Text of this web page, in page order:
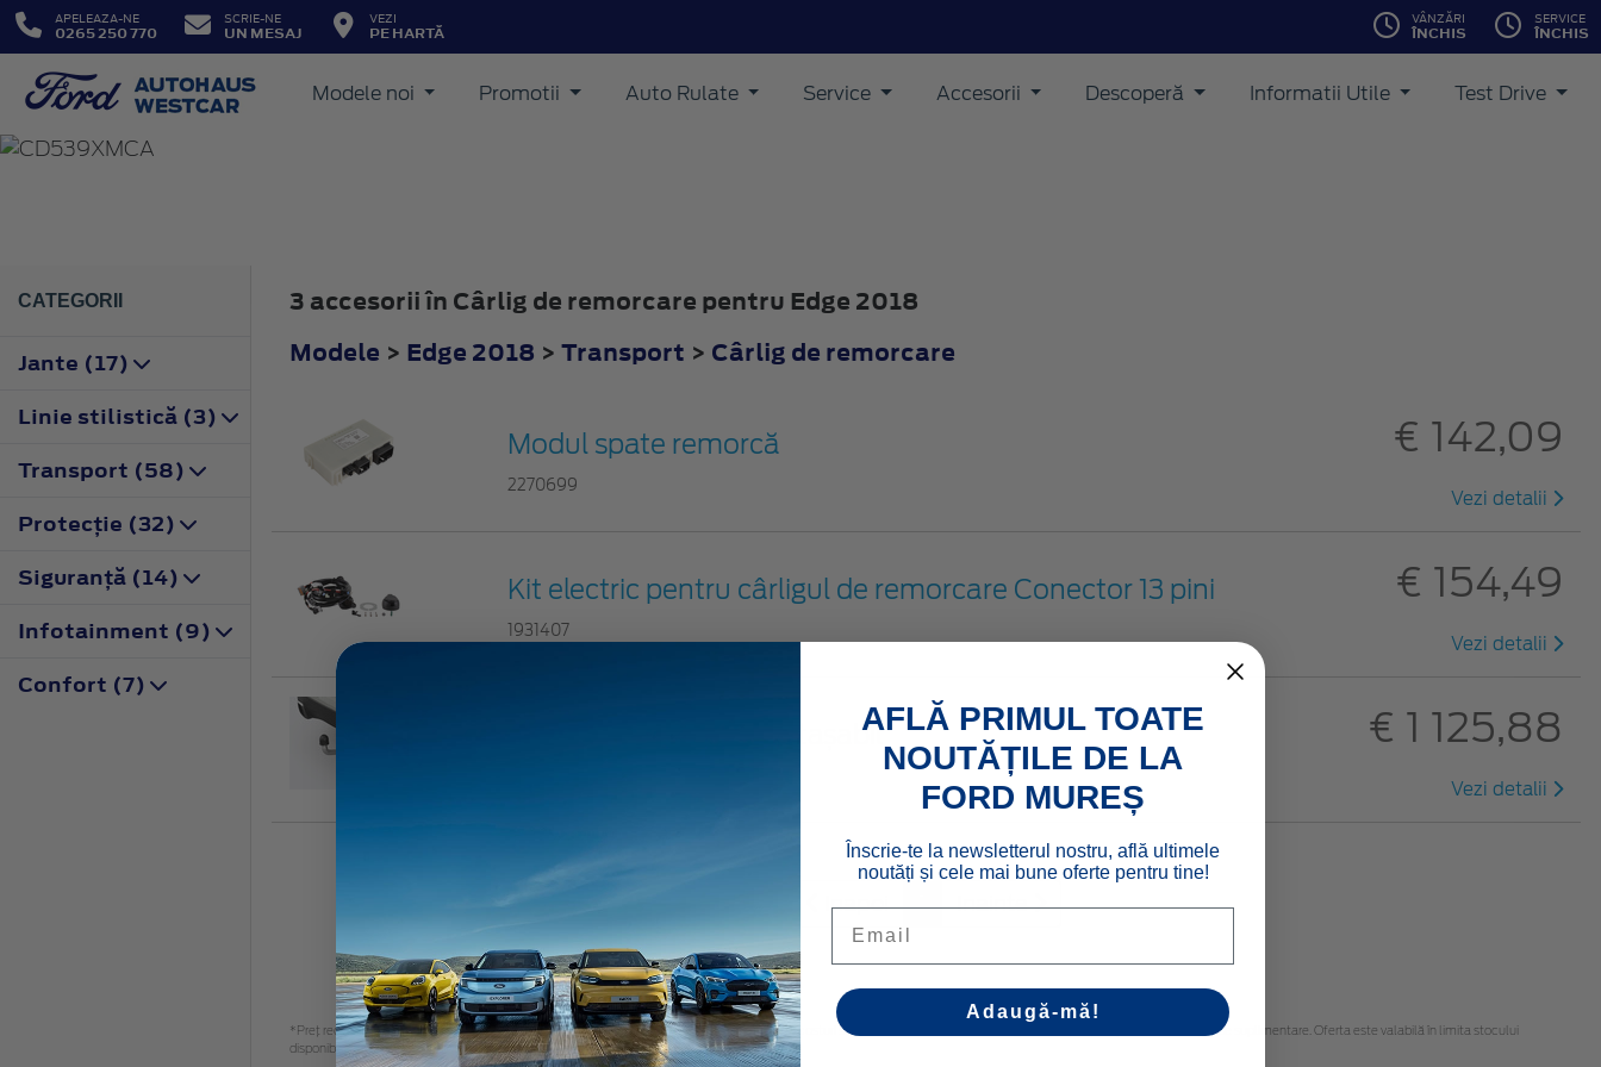
APELEAZA-NE
0265 250 770
SCRIE-NE
UN MESAJ
VEZI
PE HARTĂ
VÂNZĂRI
ÎNCHIS
SERVICE
ÎNCHIS
Modele noi Promotii Auto Rulate Service Accesorii Descoperă Informatii Utile Test Drive
EDGE
CATEGORII
Jante (17)
Linie stilistică (3)
Transport (58)
Protecţie (32)
Siguranţă (14)
Infotainment (9)
Confort (7)
3 accesorii în Cârlig de remorcare pentru Edge 2018
Modele > Edge 2018 > Transport > Cârlig de remorcare
Modul spate remorcă
2270699
€ 142,09
Vezi detalii
Kit electric pentru cârligul de remorcare Conector 13 pini
1931407
€ 154,49
Vezi detalii
Cârlig de remorcare detașabil € 1 125,88
Vezi detalii
Inapoi 1 Inainte
*Preţ recomandat de vânzare, TVA inclus. Vă rugăm să contactaţi dealerul dvs. Ford pentru costuri suplimentare de montare. Vă rugăm să rețineți că pot fi necesare piese suplimentare. Oferta este valabilă în limita stocului
disponibil.
AFLĂ PRIMUL TOATE
NOUTĂȚILE DE LA
FORD MUREȘ
Înscrie-te la newsletterul nostru, află ultimele
noutăți și cele mai bune oferte pentru tine!
Adaugă-mă!